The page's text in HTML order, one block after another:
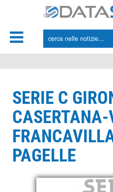
SERIE C
CASERTANA-
PAGELLE